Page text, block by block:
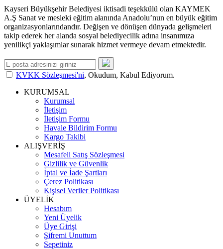
Kayseri Büyükşehir Belediyesi iktisadi teşekkülü olan KAYMEK
A.Ş Sanat ve mesleki eğitim alanında Anadolu’nun en büyük eğitim
organizasyonlarındandır. Değişen ve dönüşen dünyada gelişmeleri
takip ederek her alanda sosyal belediyecilik adına insanımıza
yenilikçi yaklaşımlar sunarak hizmet vermeye devam etmektedir.
KVKK Sözleşmesi'ni, Okudum, Kabul Ediyorum.
KURUMSAL
Kurumsal
İletişim
İletişim Formu
Havale Bildirim Formu
Kargo Takibi
ALIŞVERİŞ
Mesafeli Satış Sözleşmesi
Gizlilik ve Güvenlik
İptal ve İade Şartları
Çerez Politikası
Kişisel Veriler Politikası
ÜYELİK
Hesabım
Yeni Üyelik
Üye Girişi
Şifremi Unuttum
Sepetiniz